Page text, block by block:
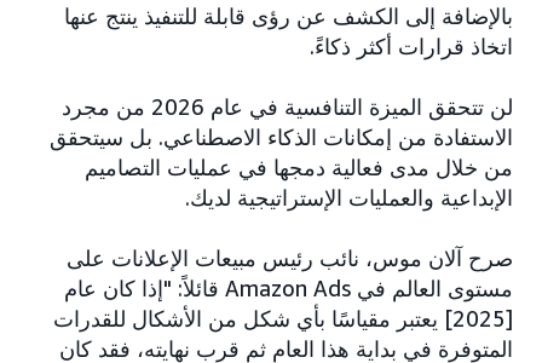
بالإضافة إلى الكشف عن رؤى قابلة للتنفيذ ينتج عنها
اتخاذ قرارات أكثر ذكاءً.
لن تتحقق الميزة التنافسية في عام 2026 من مجرد
الاستفادة من إمكانات الذكاء الاصطناعي. بل سيتحقق
من خلال مدى فعالية دمجها في عمليات التصاميم
الإبداعية والعمليات الإستراتيجية لديك.
صرح آلان موس، نائب رئيس مبيعات الإعلانات على
مستوى العالم في Amazon Ads قائلاً: "إذا كان عام
[2025] يعتبر مقياسًا بأي شكل من الأشكال للقدرات
المتوفرة في بداية هذا العام ثم قرب نهايته، فقد كان